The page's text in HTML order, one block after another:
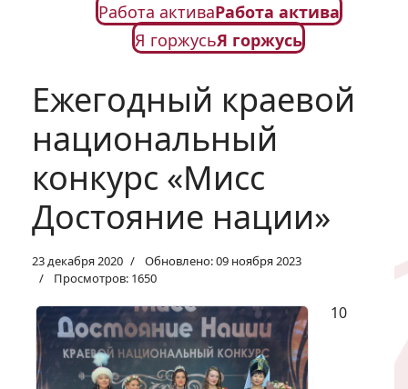
Работа активаРабота актива
Я горжусьЯ горжусь
Ежегодный краевой
национальный
конкурс «Мисс
Достояние нации»
23 декабря 2020
Обновлено: 09 ноября 2023
Просмотров: 1650
10